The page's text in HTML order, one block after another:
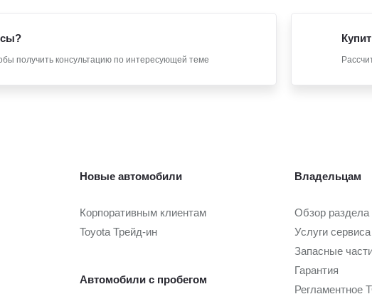
получить консультацию по интересующей теме
Новые автомобили
Корпоративным клиентам
Toyota Трейд-ин
Автомобили с пробегом
Владельцам
Обзор раздела
Услуги сервиса
Запасные
Гарантия
Регламентное